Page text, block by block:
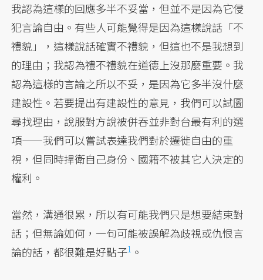
我認為這樣的回應多半不妥當，但並不是因為它侵
犯言論自由。有些人可能覺得是因為這樣說話「不
禮貌」，這樣說話確實不禮貌，但這也不是我想到
的理由；我認為禮不禮貌在道德上沒那麼重要。我
認為這樣的言論之所以不妥，是因為它多半沒什麼
建設性。若要提出有建設性的意見，我們可以試圖
尋找理由，說服對方說被併吞並非對台最有利的選
項——我們可以嘗試表達我們對於遷徙自由的重
視，但同時捍衛自己身份、國籍不被其它人決定的
權利。
當然，溝通很累，所以有可能我們只是想要結束對
話；但無論如何，一句可能被誤解為歧視或仇恨言
論的話，都很難是好點子1 。